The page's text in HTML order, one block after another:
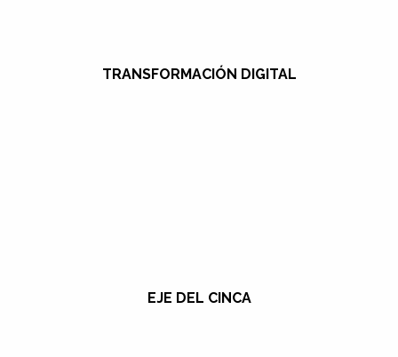
TRANSFORMACIÓN DIGITAL
EJE DEL CINCA